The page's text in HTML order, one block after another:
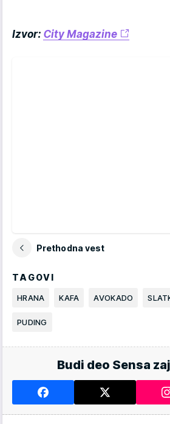
Izvor: City Magazine
Prethodna vest
TAGOVI
HRANA KAFA AVOKADO
PUDING
Budi deo Sensa